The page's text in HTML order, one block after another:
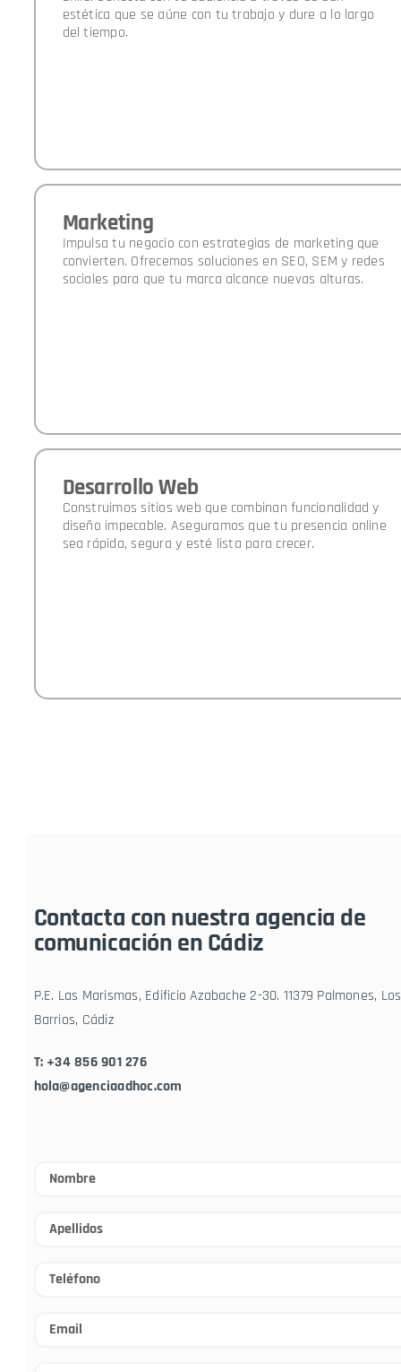
estética que se aúne con tu trabajo y dure a lo largo
del tiempo.
Marketing
Impulsa tu negocio con estrategias de marketing que
convierten. Ofrecemos soluciones en SEO, SEM y redes
sociales para que tu marca alcance nuevas alturas.
Desarrollo Web
Construimos sitios web que combinan funcionalidad y
diseño impecable. Aseguramos que tu presencia online
sea rápida, segura y esté lista para crecer.
Contacta con nuestra agencia de
comunicación en Cádiz
P.E. Las Marismas, Edificio Azabache 2-30. 11379 Palmones, Los
Barrios, Cádiz
T: +34 856 901 276
hola@agenciaadhoc.com
Nombre
Apellidos
Teléfono
Email